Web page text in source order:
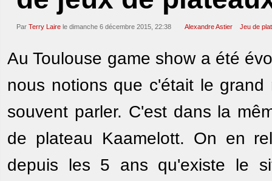
Par Terry Laire le dimanche 6 décembre 2015, 22:38 Alexandre Astier Jeu de
Au Toulouse game show a été
nous notions que c'était le
souvent parler. C'est dans la
de plateau Kaamelott. On en
depuis les 5 ans qu'existe le